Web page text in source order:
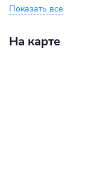
Показать все
На карте